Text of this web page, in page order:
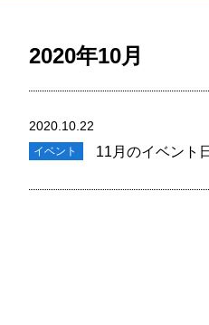
2020年10月
2020.10.22
イベント 11月のイベント